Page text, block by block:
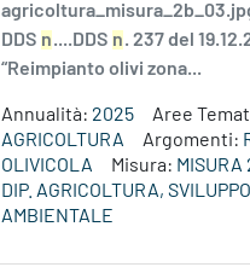
DDS n....DDS n. 237 del
“Reimpianto olivi zona...
Annualità: 2025
Aree
AGRICOLTURA
Argomenti:
OLIVICOLA
Misura: MISURA
DIP. AGRICOLTURA,
AMBIENTALE